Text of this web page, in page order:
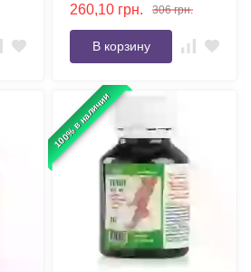
260,10 грн. 306 грн.
В корзину
100% в наличии